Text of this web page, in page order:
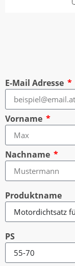
E-Mail Adresse
Vorname
Nachname
Produktname
PS